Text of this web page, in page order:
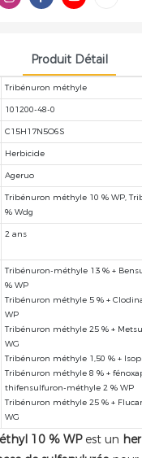
Produit Détail
Tribénuron méthyle
101200-48-0
C15H17N5O6S
Herbicide
Ageruo
Tribénuron méthyle 10 % WP,
% Wdg
2 ans
Tribénuron-méthyle 13 % +
% WP
Tribénuron méthyle 5 % +
WP
Tribénuron méthyle 25 % +
WG
Tribénuron méthyle 1,50 % +
Tribénuron méthyle 8 % +
thifensulfuron-méthyle 2 % WP
Tribénuron méthyle 25 % +
WG
10 % WPest un